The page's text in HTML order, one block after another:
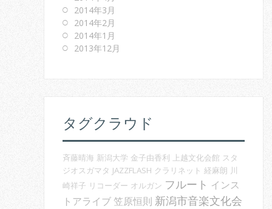
2014年3月
2014年2月
2014年1月
2013年12月
タグクラウド
斉藤晴海 新潟大学 金子由香利 上越文化会館 スタ
ジオスガマタ JAZZFLASH クラリネット 経麻朗 川
崎祥子 リコーダー オルガン フルート インス
トアライブ 笠原恒則 新潟市音楽文化会